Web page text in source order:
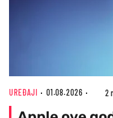
UREĐAJI 01.08.2026 2